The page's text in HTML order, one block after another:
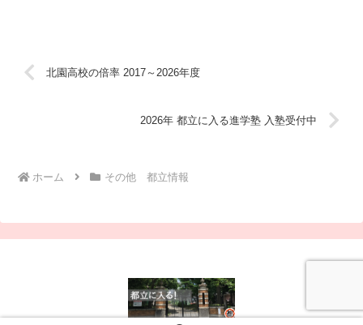
北園高校の倍率 2017～2026年度
2026年 都立に入る進学塾 入塾受付中
ホーム その他 都立情報